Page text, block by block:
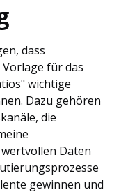
dass
für das
wichtige
Dazu gehören
die
Daten
gewinnen und